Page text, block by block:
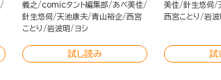
義之
comicタント編集部
あべ美佳
針生悠伺
天池康夫 青山裕企 西宮
ことり
岩波明 ヨシ
試し読み
美佳 針生悠伺
西宮ことり
岩波
試